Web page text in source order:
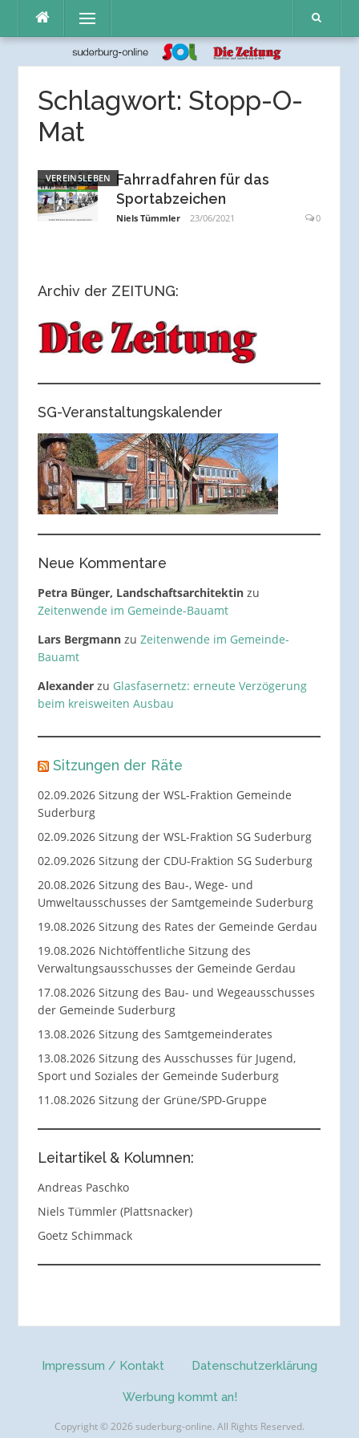
Inhalt
Menü
Schlagwort: Stopp-O-
Mat
VEREINSLEBEN Fahrradfahren für das
Sportabzeichen
Niels Tümmler 23/06/2021 0
Archiv der ZEITUNG:
SG-Veranstaltungskalender
Neue Kommentare
Petra Bünger, Landschaftsarchitektinzu
Zeitenwende im Gemeinde-Bauamt
Lars Bergmannzu Zeitenwende im Gemeinde-
Bauamt
Alexanderzu Glasfasernetz: erneute Verzögerung
beim kreisweiten Ausbau
Sitzungen der Räte
02.09.2026 Sitzung der WSL-Fraktion Gemeinde
Suderburg
02.09.2026 Sitzung der WSL-Fraktion SG Suderburg
02.09.2026 Sitzung der CDU-Fraktion SG Suderburg
20.08.2026 Sitzung des Bau-, Wege- und
Umweltausschusses der Samtgemeinde Suderburg
19.08.2026 Sitzung des Rates der Gemeinde Gerdau
19.08.2026 Nichtöffentliche Sitzung des
Verwaltungsausschusses der Gemeinde Gerdau
17.08.2026 Sitzung des Bau- und Wegeausschusses
der Gemeinde Suderburg
13.08.2026 Sitzung des Samtgemeinderates
13.08.2026 Sitzung des Ausschusses für Jugend,
Sport und Soziales der Gemeinde Suderburg
11.08.2026 Sitzung der Grüne/SPD-Gruppe
Leitartikel & Kolumnen:
Andreas Paschko
Niels Tümmler (Plattsnacker)
Goetz Schimmack
Impressum / Kontakt Datenschutzerklärung
Werbung kommt an!
Copyright © 2026 suderburg-online. All Rights Reserved.